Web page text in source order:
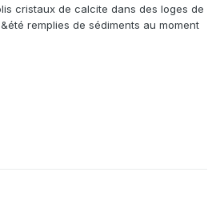
cristaux de calcite dans des loges de
remplies de sédiments au moment